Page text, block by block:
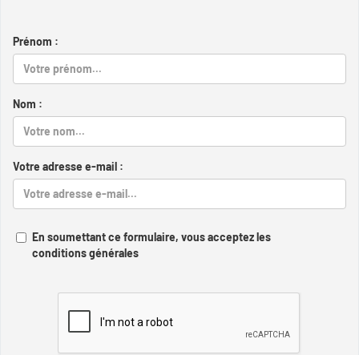
Prénom :
Nom :
Votre adresse e-mail :
En soumettant ce formulaire, vous acceptez les
conditions générales